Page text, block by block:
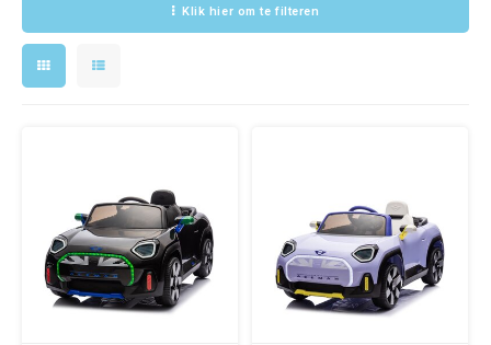
Klik hier om te filteren